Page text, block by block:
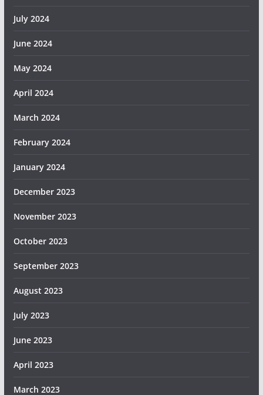
July 2024
June 2024
May 2024
April 2024
March 2024
February 2024
January 2024
December 2023
November 2023
October 2023
September 2023
August 2023
July 2023
June 2023
April 2023
March 2023